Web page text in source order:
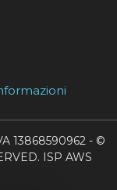
13868590962 - ©
ISP AWS